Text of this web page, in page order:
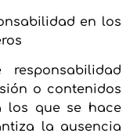
en los
responsabilidad
o contenidos
los que se hace
la ausencia